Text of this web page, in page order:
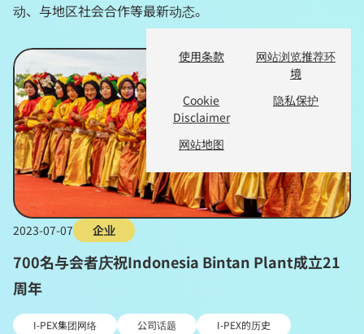
使用条款
网站浏览推荐环
境
Cookie
Disclaimer
隐私保护
网站地图
动、与地区社会合作等最新动态。
2023-07-07 企业
700名与会者庆祝Indonesia Bintan Plant成立21
周年
I-PEX集团网络 公司话题
I-PEX的历史